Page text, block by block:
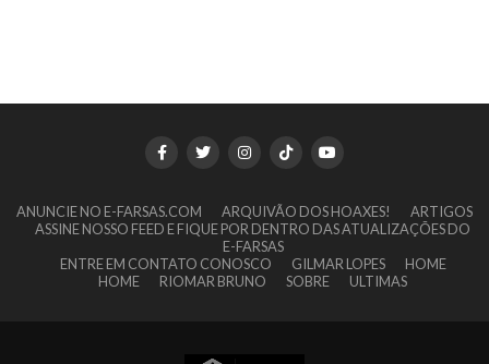
ANUNCIE NO E-FARSAS.COM ARQUIVÃO DOS HOAXES!
ARTIGOS
ASSINE NOSSO FEED E FIQUE POR DENTRO DAS ATUALIZAÇÕES DO
E-FARSAS
ENTRE EM CONTATO CONOSCO
GILMAR LOPES
HOME
HOME
RIOMAR BRUNO SOBRE ULTIMAS